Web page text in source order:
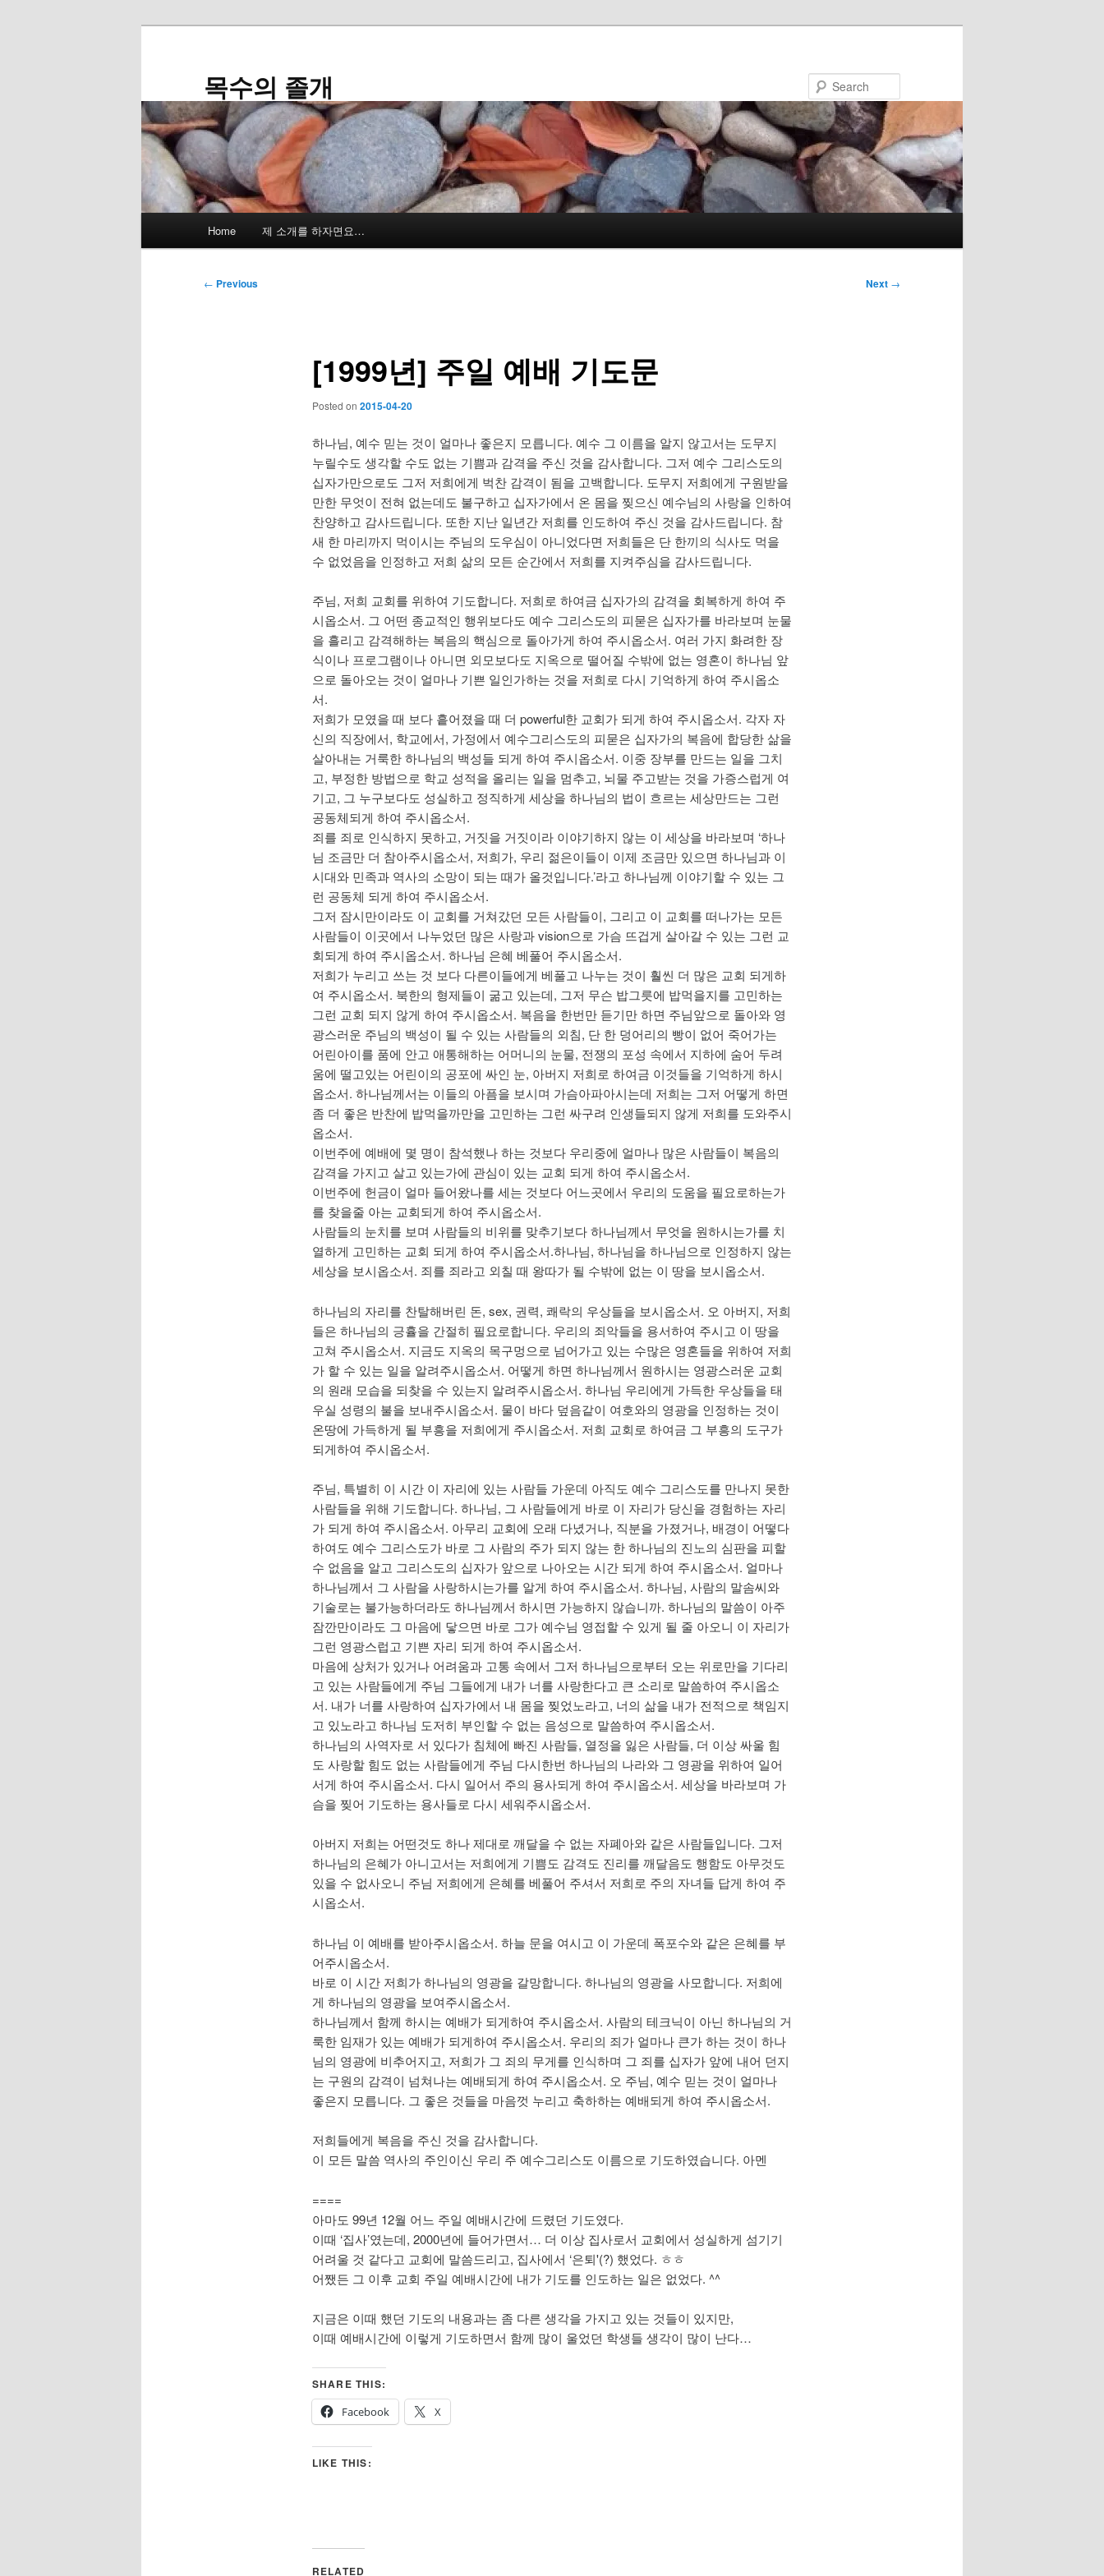
목수의 졸개
Home 제 소개를 하자면요…
Post
← Previous Next →
[1999년] 주일 예배 기도문
Posted on 2015-04-20
하나님, 예수 믿는 것이 얼마나 좋은지 모릅니다. 예수 그 이름을 알지 않고서는 도무지
누릴수도 생각할 수도 없는 기쁨과 감격을 주신 것을 감사합니다. 그저 예수 그리스도의
십자가만으로도 그저 저희에게 벅찬 감격이 됨을 고백합니다. 도무지 저희에게 구원받을
만한 무엇이 전혀 없는데도 불구하고 십자가에서 온 몸을 찢으신 예수님의 사랑을 인하여
찬양하고 감사드립니다. 또한 지난 일년간 저희를 인도하여 주신 것을 감사드립니다. 참
새 한 마리까지 먹이시는 주님의 도우심이 아니었다면 저희들은 단 한끼의 식사도 먹을
수 없었음을 인정하고 저희 삶의 모든 순간에서 저희를 지켜주심을 감사드립니다.
주님, 저희 교회를 위하여 기도합니다. 저희로 하여금 십자가의 감격을 회복하게 하여 주
시옵소서. 그 어떤 종교적인 행위보다도 예수 그리스도의 피묻은 십자가를 바라보며 눈물
을 흘리고 감격해하는 복음의 핵심으로 돌아가게 하여 주시옵소서. 여러 가지 화려한 장
식이나 프로그램이나 아니면 외모보다도 지옥으로 떨어질 수밖에 없는 영혼이 하나님 앞
으로 돌아오는 것이 얼마나 기쁜 일인가하는 것을 저희로 다시 기억하게 하여 주시옵소
서.
저희가 모였을 때 보다 흩어졌을 때 더 powerful한 교회가 되게 하여 주시옵소서. 각자 자
신의 직장에서, 학교에서, 가정에서 예수그리스도의 피묻은 십자가의 복음에 합당한 삶을
살아내는 거룩한 하나님의 백성들 되게 하여 주시옵소서. 이중 장부를 만드는 일을 그치
고, 부정한 방법으로 학교 성적을 올리는 일을 멈추고, 뇌물 주고받는 것을 가증스럽게 여
기고, 그 누구보다도 성실하고 정직하게 세상을 하나님의 법이 흐르는 세상만드는 그런
공동체되게 하여 주시옵소서.
죄를 죄로 인식하지 못하고, 거짓을 거짓이라 이야기하지 않는 이 세상을 바라보며 ‘하나
님 조금만 더 참아주시옵소서, 저희가, 우리 젊은이들이 이제 조금만 있으면 하나님과 이
시대와 민족과 역사의 소망이 되는 때가 올것입니다.’라고 하나님께 이야기할 수 있는 그
런 공동체 되게 하여 주시옵소서.
그저 잠시만이라도 이 교회를 거쳐갔던 모든 사람들이, 그리고 이 교회를 떠나가는 모든
사람들이 이곳에서 나누었던 많은 사랑과 vision으로 가슴 뜨겁게 살아갈 수 있는 그런 교
회되게 하여 주시옵소서. 하나님 은혜 베풀어 주시옵소서.
저희가 누리고 쓰는 것 보다 다른이들에게 베풀고 나누는 것이 훨씬 더 많은 교회 되게하
여 주시옵소서. 북한의 형제들이 굶고 있는데, 그저 무슨 밥그릇에 밥먹을지를 고민하는
그런 교회 되지 않게 하여 주시옵소서. 복음을 한번만 듣기만 하면 주님앞으로 돌아와 영
광스러운 주님의 백성이 될 수 있는 사람들의 외침, 단 한 덩어리의 빵이 없어 죽어가는
어린아이를 품에 안고 애통해하는 어머니의 눈물, 전쟁의 포성 속에서 지하에 숨어 두려
움에 떨고있는 어린이의 공포에 싸인 눈, 아버지 저희로 하여금 이것들을 기억하게 하시
옵소서. 하나님께서는 이들의 아픔을 보시며 가슴아파아시는데 저희는 그저 어떻게 하면
좀 더 좋은 반찬에 밥먹을까만을 고민하는 그런 싸구려 인생들되지 않게 저희를 도와주시
옵소서.
이번주에 예배에 몇 명이 참석했나 하는 것보다 우리중에 얼마나 많은 사람들이 복음의
감격을 가지고 살고 있는가에 관심이 있는 교회 되게 하여 주시옵소서.
이번주에 헌금이 얼마 들어왔나를 세는 것보다 어느곳에서 우리의 도움을 필요로하는가
를 찾을줄 아는 교회되게 하여 주시옵소서.
사람들의 눈치를 보며 사람들의 비위를 맞추기보다 하나님께서 무엇을 원하시는가를 치
열하게 고민하는 교회 되게 하여 주시옵소서.하나님, 하나님을 하나님으로 인정하지 않는
세상을 보시옵소서. 죄를 죄라고 외칠 때 왕따가 될 수밖에 없는 이 땅을 보시옵소서.
하나님의 자리를 찬탈해버린 돈, sex, 권력, 쾌락의 우상들을 보시옵소서. 오 아버지, 저희
들은 하나님의 긍휼을 간절히 필요로합니다. 우리의 죄악들을 용서하여 주시고 이 땅을
고쳐 주시옵소서. 지금도 지옥의 목구멍으로 넘어가고 있는 수많은 영혼들을 위하여 저희
가 할 수 있는 일을 알려주시옵소서. 어떻게 하면 하나님께서 원하시는 영광스러운 교회
의 원래 모습을 되찾을 수 있는지 알려주시옵소서. 하나님 우리에게 가득한 우상들을 태
우실 성령의 불을 보내주시옵소서. 물이 바다 덮음같이 여호와의 영광을 인정하는 것이
온땅에 가득하게 될 부흥을 저희에게 주시옵소서. 저희 교회로 하여금 그 부흥의 도구가
되게하여 주시옵소서.
주님, 특별히 이 시간 이 자리에 있는 사람들 가운데 아직도 예수 그리스도를 만나지 못한
사람들을 위해 기도합니다. 하나님, 그 사람들에게 바로 이 자리가 당신을 경험하는 자리
가 되게 하여 주시옵소서. 아무리 교회에 오래 다녔거나, 직분을 가졌거나, 배경이 어떻다
하여도 예수 그리스도가 바로 그 사람의 주가 되지 않는 한 하나님의 진노의 심판을 피할
수 없음을 알고 그리스도의 십자가 앞으로 나아오는 시간 되게 하여 주시옵소서. 얼마나
하나님께서 그 사람을 사랑하시는가를 알게 하여 주시옵소서. 하나님, 사람의 말솜씨와
기술로는 불가능하더라도 하나님께서 하시면 가능하지 않습니까. 하나님의 말씀이 아주
잠깐만이라도 그 마음에 닿으면 바로 그가 예수님 영접할 수 있게 될 줄 아오니 이 자리가
그런 영광스럽고 기쁜 자리 되게 하여 주시옵소서.
마음에 상처가 있거나 어려움과 고통 속에서 그저 하나님으로부터 오는 위로만을 기다리
고 있는 사람들에게 주님 그들에게 내가 너를 사랑한다고 큰 소리로 말씀하여 주시옵소
서. 내가 너를 사랑하여 십자가에서 내 몸을 찢었노라고, 너의 삶을 내가 전적으로 책임지
고 있노라고 하나님 도저히 부인할 수 없는 음성으로 말씀하여 주시옵소서.
하나님의 사역자로 서 있다가 침체에 빠진 사람들, 열정을 잃은 사람들, 더 이상 싸울 힘
도 사랑할 힘도 없는 사람들에게 주님 다시한번 하나님의 나라와 그 영광을 위하여 일어
서게 하여 주시옵소서. 다시 일어서 주의 용사되게 하여 주시옵소서. 세상을 바라보며 가
슴을 찢어 기도하는 용사들로 다시 세워주시옵소서.
아버지 저희는 어떤것도 하나 제대로 깨달을 수 없는 자폐아와 같은 사람들입니다. 그저
하나님의 은혜가 아니고서는 저희에게 기쁨도 감격도 진리를 깨달음도 행함도 아무것도
있을 수 없사오니 주님 저희에게 은혜를 베풀어 주셔서 저희로 주의 자녀들 답게 하여 주
시옵소서.
하나님 이 예배를 받아주시옵소서. 하늘 문을 여시고 이 가운데 폭포수와 같은 은혜를 부
어주시옵소서.
바로 이 시간 저희가 하나님의 영광을 갈망합니다. 하나님의 영광을 사모합니다. 저희에
게 하나님의 영광을 보여주시옵소서.
하나님께서 함께 하시는 예배가 되게하여 주시옵소서. 사람의 테크닉이 아닌 하나님의 거
룩한 임재가 있는 예배가 되게하여 주시옵소서. 우리의 죄가 얼마나 큰가 하는 것이 하나
님의 영광에 비추어지고, 저희가 그 죄의 무게를 인식하며 그 죄를 십자가 앞에 내어 던지
는 구원의 감격이 넘쳐나는 예배되게 하여 주시옵소서. 오 주님, 예수 믿는 것이 얼마나
좋은지 모릅니다. 그 좋은 것들을 마음껏 누리고 축하하는 예배되게 하여 주시옵소서.
저희들에게 복음을 주신 것을 감사합니다.
이 모든 말씀 역사의 주인이신 우리 주 예수그리스도 이름으로 기도하였습니다. 아멘
====
아마도 99년 12월 어느 주일 예배시간에 드렸던 기도였다.
이때 ‘집사’였는데, 2000년에 들어가면서… 더 이상 집사로서 교회에서 성실하게 섬기기
어려울 것 같다고 교회에 말씀드리고, 집사에서 ‘은퇴'(?) 했었다. ㅎㅎ
어쨌든 그 이후 교회 주일 예배시간에 내가 기도를 인도하는 일은 없었다. ^^
지금은 이때 했던 기도의 내용과는 좀 다른 생각을 가지고 있는 것들이 있지만,
이때 예배시간에 이렇게 기도하면서 함께 많이 울었던 학생들 생각이 많이 난다…
SHARE THIS:
Facebook
X
LIKE THIS:
RELATED